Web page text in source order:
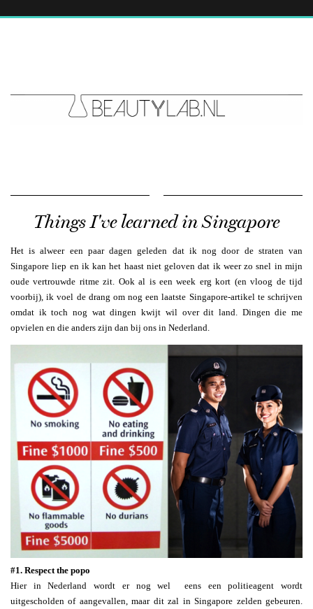
Things I've learned in Singapore
Het is alweer een paar dagen geleden dat ik nog door de straten van
Singapore liep en ik kan het haast niet geloven dat ik weer zo snel in mijn
oude vertrouwde ritme zit. Ook al is een week erg kort (en vloog de tijd
voorbij), ik voel de drang om nog een laatste Singapore-artikel te schrijven
omdat ik toch nog wat dingen kwijt wil over dit land. Dingen die me
opvielen en die anders zijn dan bij ons in Nederland.
#1. Respect the popo
Hier in Nederland wordt er nog wel eens een politieagent wordt
uitgescholden of aangevallen, maar dit zal in Singapore zelden gebeuren.